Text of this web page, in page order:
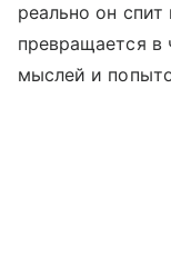
реально он
превращается
мыслей и